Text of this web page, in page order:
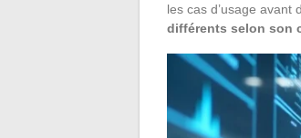
les cas d’usage avant
différents selon son